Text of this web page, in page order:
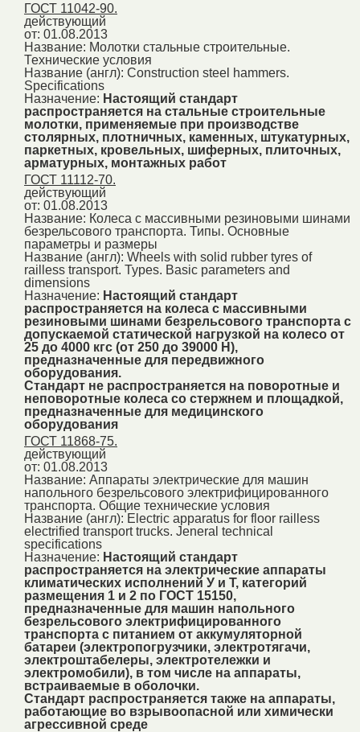
ГОСТ 11042-90.
действующий
от: 01.08.2013
Название: Молотки стальные строительные.
Технические условия
Название (англ): Construction steel hammers.
Specifications
Назначение: Настоящий стандарт
распространяется на стальные строительные
молотки, применяемые при производстве
столярных, плотничных, каменных, штукатурных,
паркетных, кровельных, шиферных, плиточных,
арматурных, монтажных работ
ГОСТ 11112-70.
действующий
от: 01.08.2013
Название: Колеса с массивными резиновыми шинами
безрельсового транспорта. Типы. Основные
параметры и размеры
Название (англ): Wheels with solid rubber tyres of
railless transport. Types. Basic parameters and
dimensions
Назначение: Настоящий стандарт
распространяется на колеса с массивными
резиновыми шинами безрельсового транспорта с
допускаемой статической нагрузкой на колесо от
25 до 4000 кгс (от 250 до 39000 Н),
предназначенные для передвижного
оборудования.
Стандарт не распространяется на поворотные и
неповоротные колеса со стержнем и площадкой,
предназначенные для медицинского
оборудования
ГОСТ 11868-75.
действующий
от: 01.08.2013
Название: Аппараты электрические для машин
напольного безрельсового электрифицированного
транспорта. Общие технические условия
Название (англ): Electric apparatus for floor railless
electrified transport trucks. Jeneral technical
specifications
Назначение: Настоящий стандарт
распространяется на электрические аппараты
климатических исполнений У и Т, категорий
размещения 1 и 2 по ГОСТ 15150,
предназначенные для машин напольного
безрельсового электрифицированного
транспорта с питанием от аккумуляторной
батареи (электропогрузчики, электротягачи,
электроштабелеры, электротележки и
электромобили), в том числе на аппараты,
встраиваемые в оболочки.
Стандарт распространяется также на аппараты,
работающие во взрывоопасной или химически
агрессивной среде